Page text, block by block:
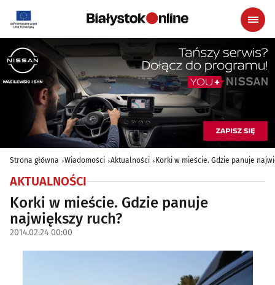
Strona główna Wiadomości Aktualności Korki w mieście. Gdzie panuje
AKTUALNOŚCI
Korki w mieście. Gdzie panuje
największy ruch?
2014.02.24 00:00